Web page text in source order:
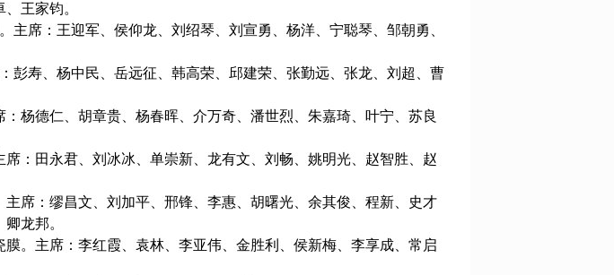
王家钧。
主席：王迎军、侯仰龙、刘绍琴、刘宣勇、杨洋、宁聪琴、邹朝勇、
彭寿、杨中民、岳远征、韩高荣、邱建荣、张勤远、张龙、刘超、曹
杨德仁、胡章贵、杨春晖、介万奇、潘世烈、朱嘉琦、叶宁、苏良
：田永君、刘冰冰、单崇新、龙有文、刘畅、姚明光、赵智胜、赵
主席：缪昌文、刘加平、邢锋、李惠、胡曙光、余其俊、程新、史才
龙邦。
。主席：李红霞、袁林、李亚伟、金胜利、侯新梅、李享成、常启